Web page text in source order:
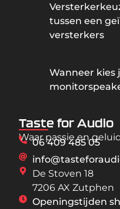
tussen een
versterkers
Wanneer kies
Taste for Audio
Waar passie en
06 409 485 05
De Stoven 18
7206 AX Zutphen
Openingstijden